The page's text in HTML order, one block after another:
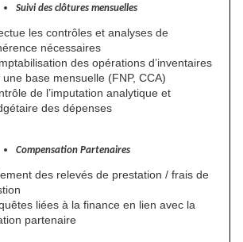
Suivi des clôtures mensuelles
les contrôles et analyses de
nécessaires
des opérations d’inventaires
une base mensuelle (FNP, CCA)
de l’imputation analytique et
des dépenses
Compensation Partenaires
des relevés de prestation / frais de
liées à la finance en lien avec la
partenaire